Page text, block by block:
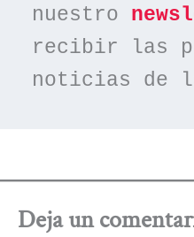
nuestro
recibir las
noticias de
Deja un